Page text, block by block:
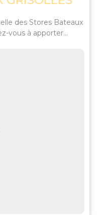
des Stores Bateaux
vous à apporter...